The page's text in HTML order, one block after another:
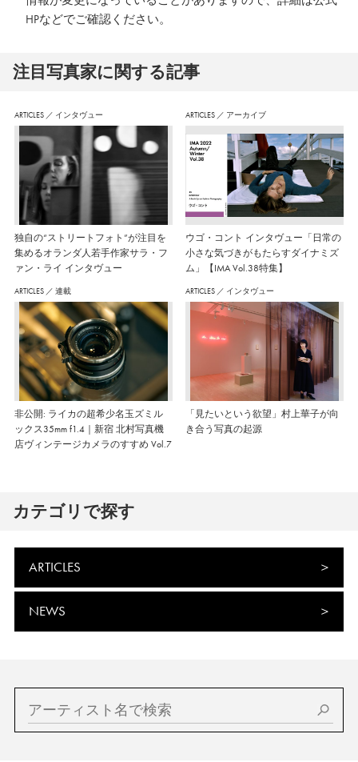
HPなどでご確認ください。
注⽬写真家に関する記事
ARTICLES ／ インタヴュー
独自の“ストリートフォト”が注目を
集めるオランダ人若手作家サラ・フ
ァン・ライ インタヴュー
ARTICLES ／ アーカイブ
ウゴ・コント インタヴュー「日常の
小さな気づきがもたらすダイナミズ
ム」【IMA Vol.38特集】
ARTICLES ／ 連載
非公開: ライカの超希少名玉ズミル
ックス35mm f1.4｜新宿 北村写真機
店ヴィンテージカメラのすすめ Vol.7
ARTICLES ／ インタヴュー
「見たいという欲望」村上華子が向
き合う写真の起源
カテゴリで探す
ARTICLES
NEWS